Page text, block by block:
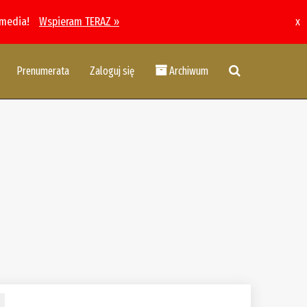
Wspieram TERAZ » x
Prenumerata Zaloguj się Archiwum